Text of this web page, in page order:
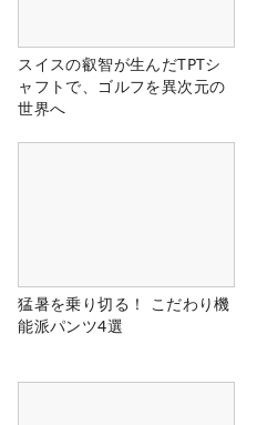
スイスの叡智が生んだTPTシ
ャフトで、ゴルフを異次元の
世界へ
猛暑を乗り切る！ こだわり機
能派パンツ4選